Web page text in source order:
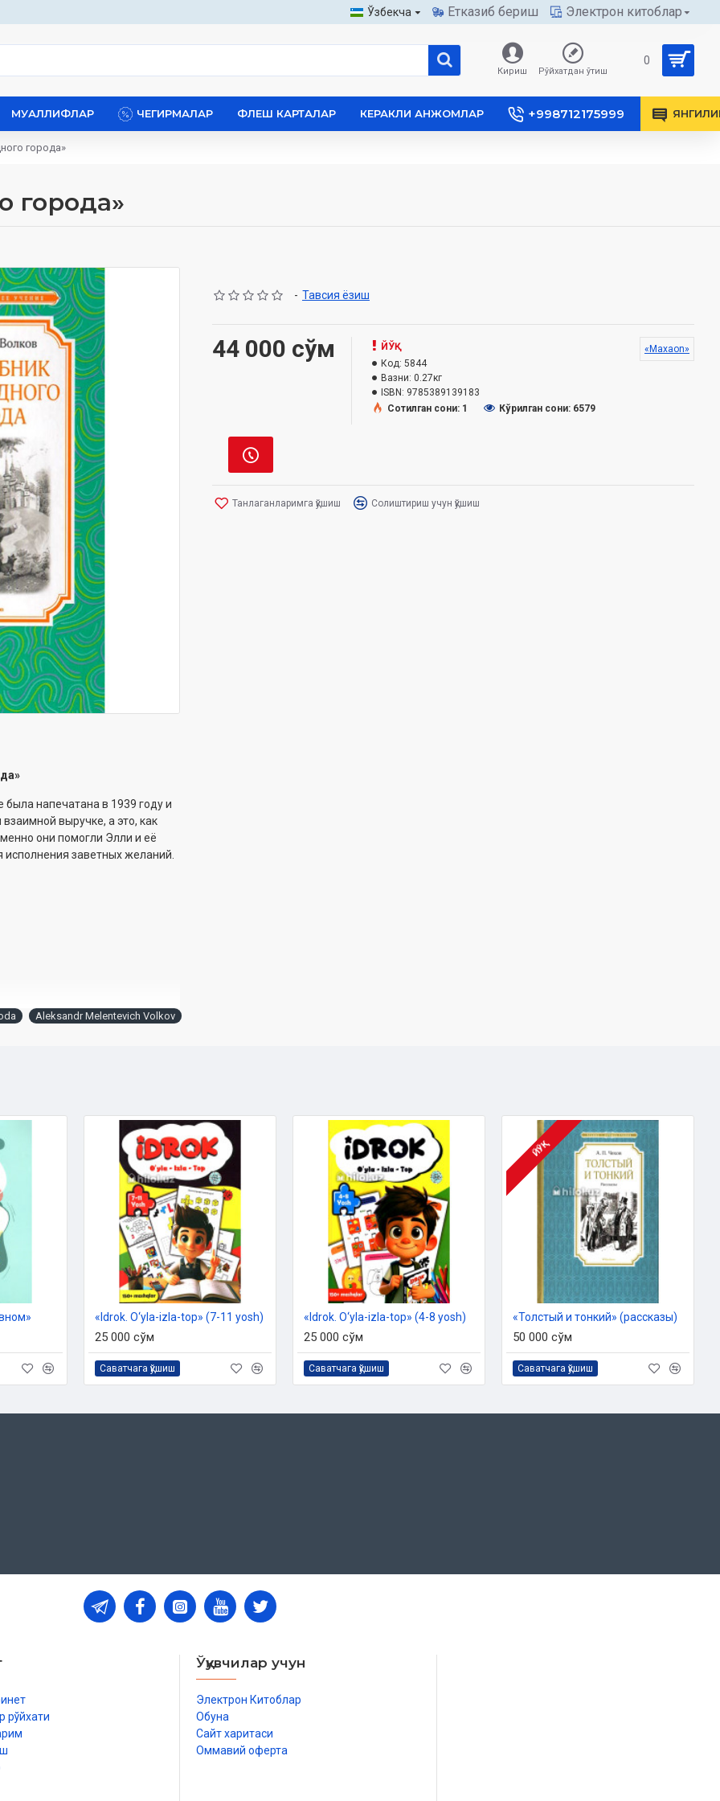
Ўзбекча Етказиб бериш Электрон китоблар
Кириш Рўйхатдан ўтиш
0
МУАЛЛИФЛАР ЧЕГИРМАЛАР ФЛЕШ КАРТАЛАР КЕРАКЛИ АНЖОМЛАР +998712175999
города»
города»
»
напечатана в 1939 году и
выручке, а это, как
они помогли Элли и её
заветных желаний.
- Тавсия ёзиш
44 000 сўм
ЙЎҚ
Код: 5844
Вазни: 0.27кг
ISBN: 9785389139183
«Maxaon»
Сотилган сони: 1 Кўрилган сони: 6579
Танлаганларимга қўшиш Солиштириш учун қўшиш
Aleksandr Melentevich Volkov
«Idrok. O‘yla-izla-top» (7-11 yosh)
25 000 сўм
Саватчага қўшиш
«Idrok. O‘yla-izla-top» (4-8 yosh)
25 000 сўм
Саватчага қўшиш
ЙЎҚ
«Толстый и тонкий» (рассказы)
50 000 сўм
Саватчага қўшиш
рўйхати
Ўқувчилар учун
Электрон Китоблар
Обуна
Сайт харитаси
Оммавий оферта